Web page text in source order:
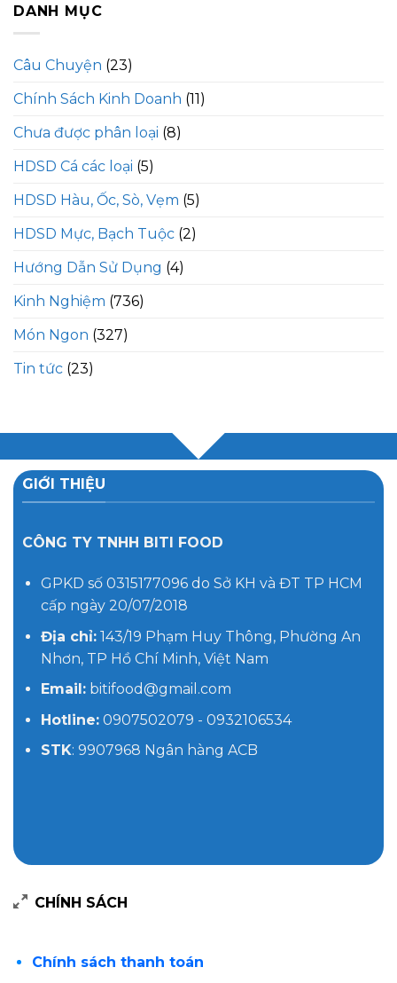
DANH MỤC
Câu Chuyện (23)
Chính Sách Kinh Doanh (11)
Chưa được phân loại (8)
HDSD Cá các loại (5)
HDSD Hàu, Ốc, Sò, Vẹm (5)
HDSD Mực, Bạch Tuộc (2)
Hướng Dẫn Sử Dụng (4)
Kinh Nghiệm (736)
Món Ngon (327)
Tin tức (23)
GIỚI THIỆU
CÔNG TY TNHH BITI FOOD
GPKD số 0315177096 do Sở KH và ĐT TP HCM
cấp ngày 20/07/2018
Địa chỉ:143/19 Phạm Huy Thông, Phường An
Nhơn, TP Hồ Chí Minh, Việt Nam
Email:bitifood@gmail.com
Hotline:0907502079 - 0932106534
STK: 9907968 Ngân hàng ACB
CHÍNH SÁCH
Chính sách thanh toán